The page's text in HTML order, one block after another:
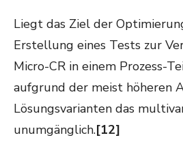
Liegt das Ziel der
Erstellung eines Tests zur
Micro-CR in einem Prozess-
aufgrund der meist höheren
Lösungsvarianten das
unumgänglich.[12]